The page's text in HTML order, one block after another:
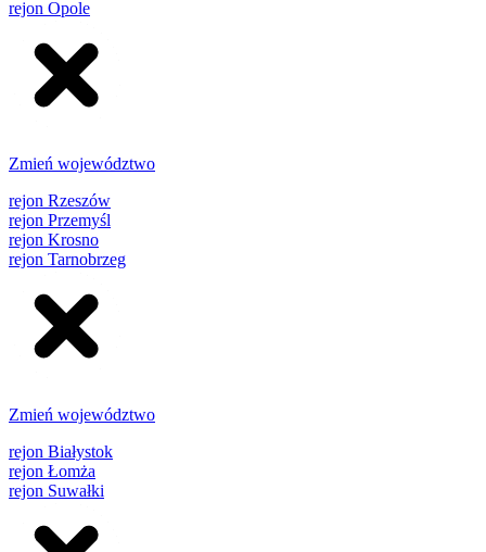
rejon Opole
Zmień województwo
rejon Rzeszów
rejon Przemyśl
rejon Krosno
rejon Tarnobrzeg
Zmień województwo
rejon Białystok
rejon Łomża
rejon Suwałki